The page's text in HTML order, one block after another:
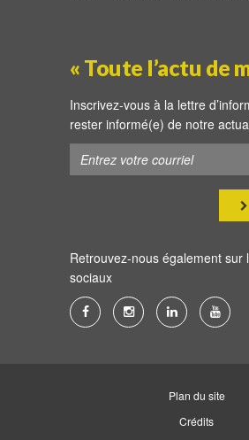
« Toute l’actu de
Inscrivez-vous à la lettre
rester informé(e) de notre
Retrouvez-nous également sur
sociaux
Lien
Lien
Instagram
Lien
Linkedin
Lien
Plan du site
Crédits